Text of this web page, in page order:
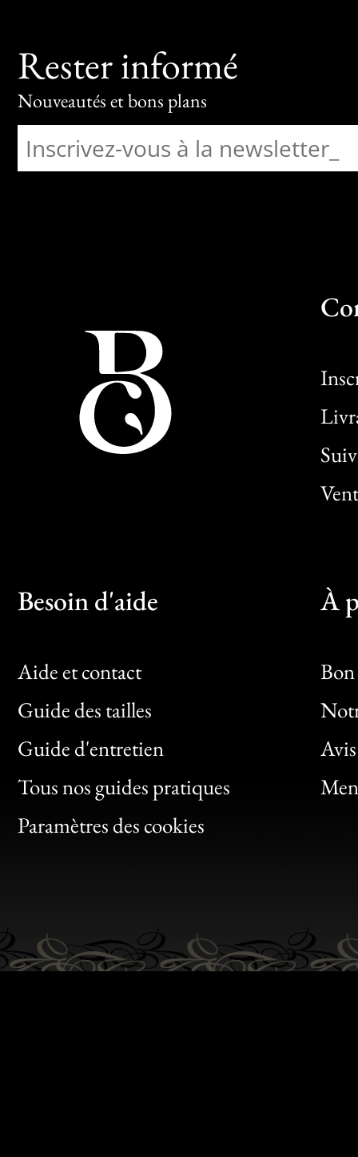
Rester informé
Nouveautés et bons plans
Besoin d'aide
Aide et contact
Guide des tailles
Guide d'entretien
Tous nos guides pratiques
Paramètres des cookies
À
Bon
Clic